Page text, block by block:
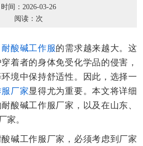
时间：2026-03-26
阅读： 次
耐酸碱工作服的需求越来越大。这
着者的身体免受化学品的侵害，
境中保持舒适性。因此，选择一
厂家显得尤为重要。本文将详细
酸碱工作服厂家，以及在山东、
家。
碱工作服厂家，必须考虑到厂家